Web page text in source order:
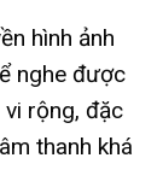
hình ảnh
nghe được
rộng, đặc
thanh khá